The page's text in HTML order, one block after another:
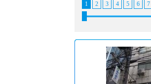
1 2 3 4 5 6 7